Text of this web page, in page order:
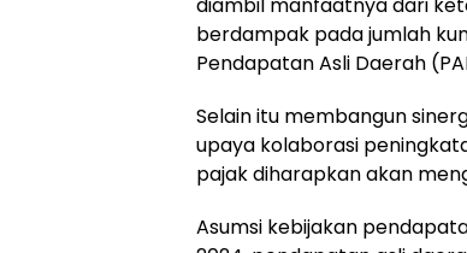
diambil manfaatnya dari
berdampak pada jumlah
Pendapatan Asli Daerah
Selain itu membangun
upaya kolaborasi
pajak diharapkan akan
Asumsi kebijakan